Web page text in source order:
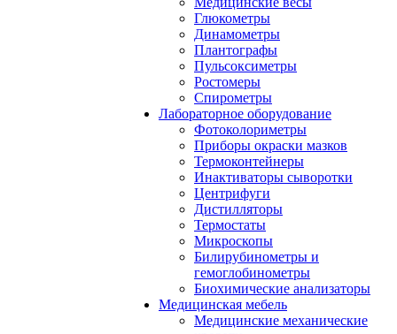
Глюкометры
Динамометры
Плантографы
Пульсоксиметры
Ростомеры
Спирометры
Лабораторное оборудование
Фотоколориметры
Приборы окраски мазков
Термоконтейнеры
Инактиваторы сыворотки
Центрифуги
Дистилляторы
Термостаты
Микроскопы
Билирубинометры и
гемоглобинометры
Биохимические анализаторы
Медицинская мебель
Медицинские механические